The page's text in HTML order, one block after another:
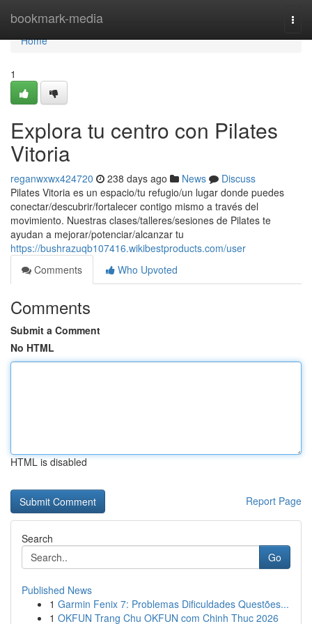
bookmark-media
Home
Home
1
Explora tu centro con Pilates
Vitoria
reganwxwx424720 238 days ago News
Discuss
Pilates Vitoria es un espacio/tu refugio/un lugar donde puedes
conectar/descubrir/fortalecer contigo mismo a través del
movimiento. Nuestras clases/talleres/sesiones de Pilates te
ayudan a mejorar/potenciar/alcanzar tu
https://bushrazuqb107416.wikibestproducts.com/user
Comments
Who Upvoted
Comments
Submit a Comment
No HTML
HTML is disabled
Report Page
Search
Go
Published News
1 Garmin Fenix 7: Problemas Dificuldades Questões...
1 OKFUN Trang Chu OKFUN com Chinh Thuc 2026